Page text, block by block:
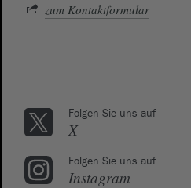
zum Kontaktformular
Folgen Sie uns auf
X
Folgen Sie uns auf
Instagram